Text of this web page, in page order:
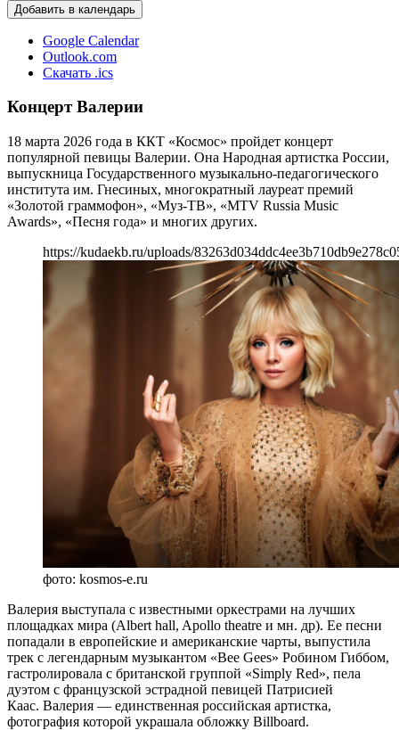
Добавить в календарь
Google Calendar
Outlook.com
Скачать .ics
Концерт Валерии
18 марта 2026 года в ККТ «Космос» пройдет концерт
популярной певицы Валерии. Она Народная артистка России,
выпускница Государственного музыкально-педагогического
института им. Гнесиных, многократный лауреат премий
«Золотой граммофон», «Муз-ТВ», «MTV Russia Music
Awards», «Песня года» и многих других.
https://kudaekb.ru/uploads/
фото: kosmos-e.ru
Валерия выступала с известными оркестрами на лучших
площадках мира (Albert hall, Apollo theatre и мн. др). Ее песни
попадали в европейские и американские чарты, выпустила
трек с легендарным музыкантом «Bee Gees» Робином Гиббом,
гастролировала с британской группой «Simply Red», пела
дуэтом с французской эстрадной певицей Патрисией
Каас. Валерия — единственная российская артистка,
фотография которой украшала обложку Billboard.